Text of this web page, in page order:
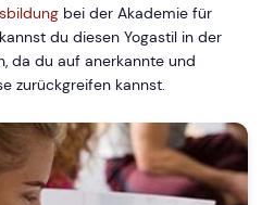
bei der Akademie für
du diesen Yogastil in der
da du auf anerkannte und
zurückgreifen kannst.